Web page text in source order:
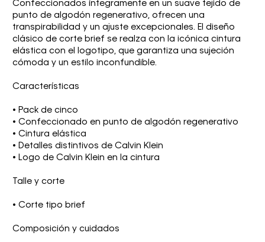
Confeccionados íntegramente en un suave tejido de
punto de algodón regenerativo, ofrecen una
transpirabilidad y un ajuste excepcionales. El diseño
clásico de corte brief se realza con la icónica cintura
elástica con el logotipo, que garantiza una sujeción
cómoda y un estilo inconfundible.
Características
• Pack de cinco
• Confeccionado en punto de algodón regenerativo
• Cintura elástica
• Detalles distintivos de Calvin Klein
• Logo de Calvin Klein en la cintura
Talle y corte
• Corte tipo brief
Composición y cuidados